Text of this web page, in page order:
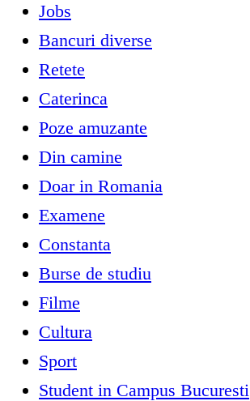
Jobs
Bancuri diverse
Retete
Caterinca
Poze amuzante
Din camine
Doar in Romania
Examene
Constanta
Burse de studiu
Filme
Cultura
Sport
Student in Campus Bucuresti